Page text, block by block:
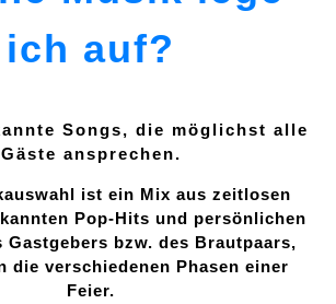
ich auf?
Songs, die möglichst alle
Gäste ansprechen.
ist ein Mix aus zeitlosen
Pop-Hits und persönlichen
Gastgebers bzw. des Brautpaars,
die verschiedenen Phasen einer
Feier.